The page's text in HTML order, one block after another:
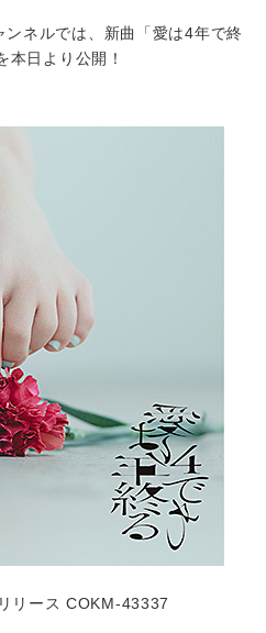
ネルでは、新曲「愛は4年で終
本日より公開！
リース COKM-43337